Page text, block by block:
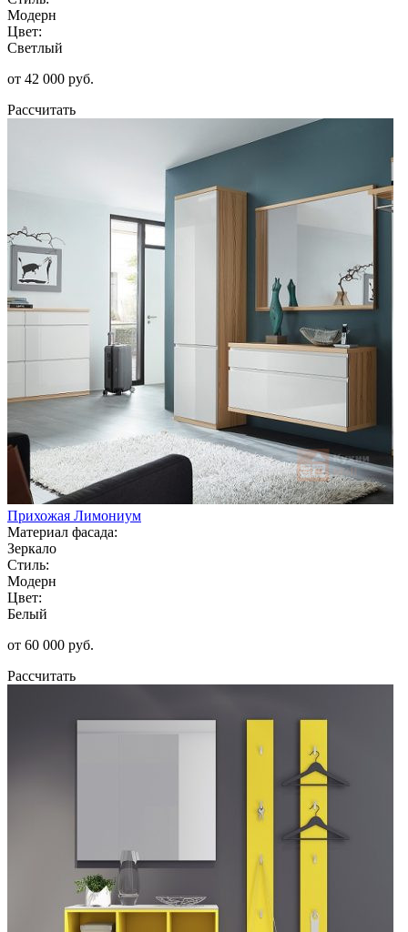
Модерн
Цвет:
Светлый
от 42 000 руб.
Рассчитать
Прихожая Лимониум
Материал фасада:
Зеркало
Стиль:
Модерн
Цвет:
Белый
от 60 000 руб.
Рассчитать